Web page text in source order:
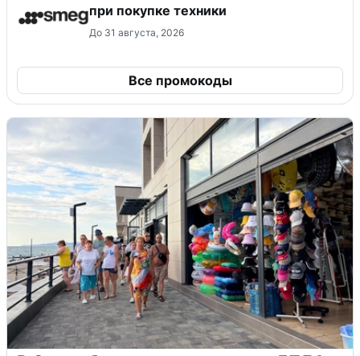
при покупке техники
До 31 августа, 2026
Все промокоды